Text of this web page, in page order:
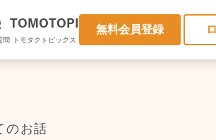
問
TOMOTOPI
トモタクトピックス
無料会員登録
のお話